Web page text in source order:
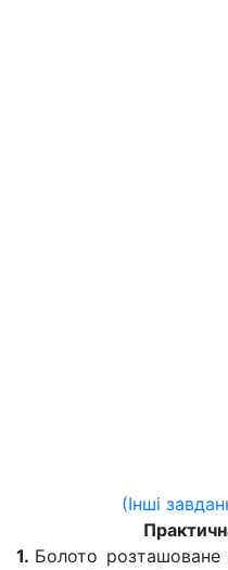
(Інші
1. Болото розташоване